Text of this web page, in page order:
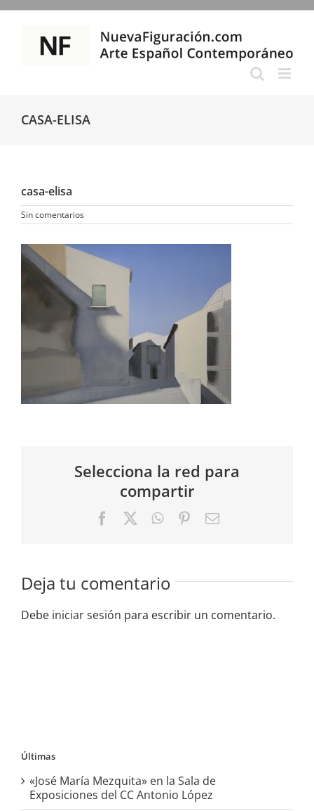
Saltar
contenido
CASA-ELISA
casa-elisa
Sin comentarios
Selecciona la red para
compartir
FacebookWhatsApp
PinterestCorreo
Deja tu comentario
Debe iniciar sesión para escribir un comentario.
Últimas
«José María Mezquita» en la Sala de
Exposiciones del CC Antonio López